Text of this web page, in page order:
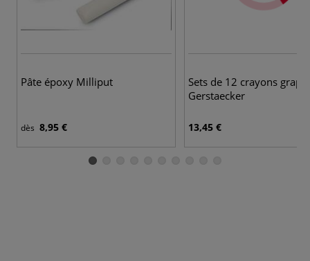
Pâte époxy Milliput
dès 8,95 €
Sets de 12 crayons
Gerstaecker
13,45 €